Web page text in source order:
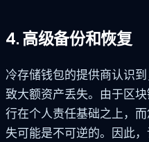
4. 高级备份和恢复
冷存储钱包的提供商认识
致大额资产丢失。由于区
行在个人责任基础之上，
失可能是不可逆的。因此